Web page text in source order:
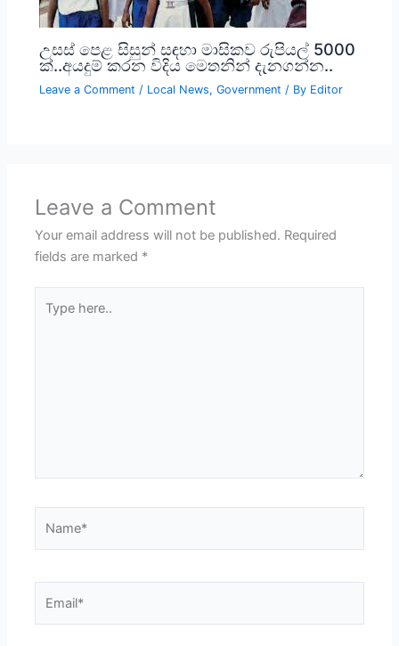
උසස් පෙළ සිසුන් සඳහා මාසිකව රුපියල් 5000
ක්..අයදුම් කරන විදිය මෙතනින් දැනගන්න..
Leave a Comment / Local News,Government / By Editor
Leave a Comment
Your email address will not be published. Required
fields are marked *
here..